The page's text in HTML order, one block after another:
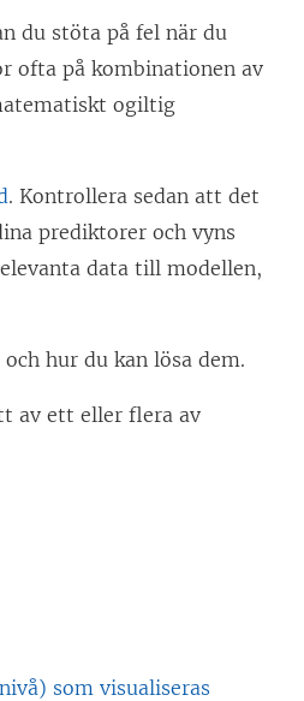
du stöta på fel när du
ofta på kombinationen av
ogiltig
. Kontrollera sedan att det
prediktorer och vyns
data till modellen,
hur du kan lösa dem.
av ett eller flera av
som visualiseras